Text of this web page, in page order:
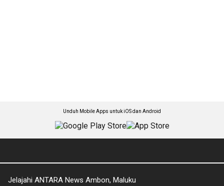
Unduh Mobile Apps untuk iOS dan Android
Jelajahi ANTARA News Ambon, Maluku